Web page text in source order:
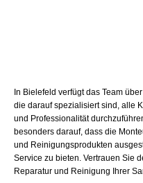
In Bielefeld verfügt das Team
die darauf spezialisiert sind, alle
und Professionalität
besonders darauf, dass die
und Reinigungsprodukten
Service zu bieten. Vertrauen Sie
Reparatur und Reinigung Ihrer